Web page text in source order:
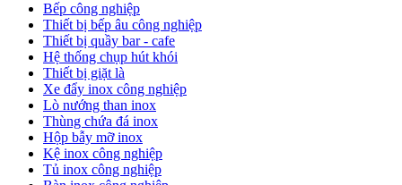
Bếp công nghiệp
Thiết bị bếp âu công nghiệp
Thiết bị quầy bar - cafe
Hệ thống chụp hút khói
Thiết bị giặt là
Xe đẩy inox công nghiệp
Lò nướng than inox
Thùng chứa đá inox
Hộp bẫy mỡ inox
Kệ inox công nghiệp
Tủ inox công nghiệp